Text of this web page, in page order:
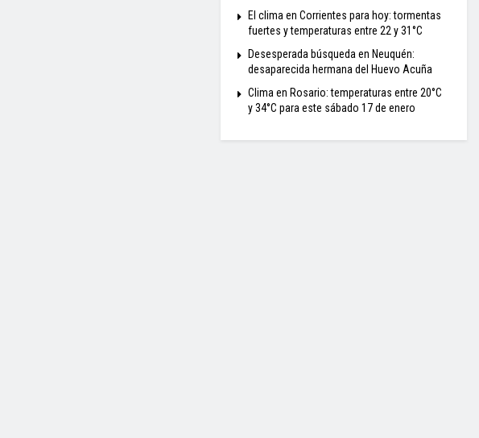
El clima en Corrientes para hoy: tormentas
fuertes y temperaturas entre 22 y 31°C
Desesperada búsqueda en Neuquén:
desaparecida hermana del Huevo Acuña
Clima en Rosario: temperaturas entre 20°C
y 34°C para este sábado 17 de enero